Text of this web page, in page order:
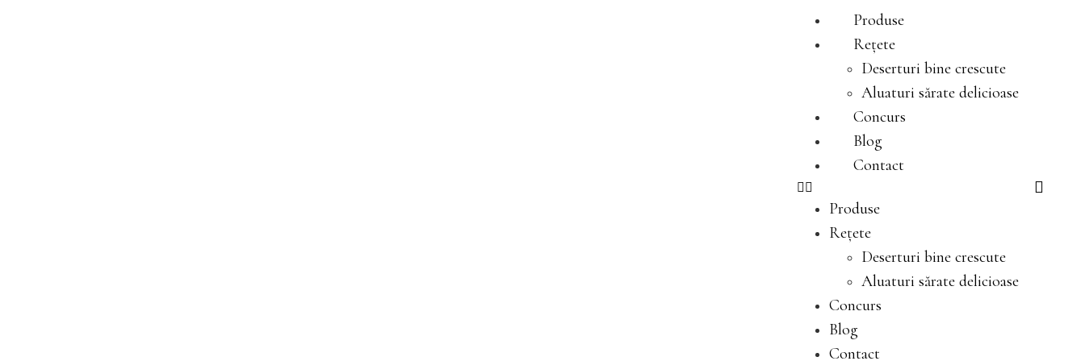
Produse
Rețete
Deserturi bine crescute
Aluaturi sărate delicioase
Concurs
Blog
Contact
Produse
Rețete
Deserturi bine crescute
Aluaturi sărate delicioase
Concurs
Blog
Contact